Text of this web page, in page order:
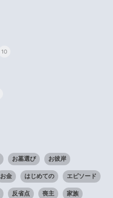
10
お墓選び お彼岸
お金 はじめての エピソード
反省点 喪主 家族